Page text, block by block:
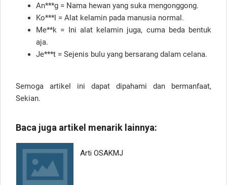
An***g = Nama hewan yang suka mengonggong.
Ko***l = Alat kelamin pada manusia normal.
Me**k = Ini alat kelamin juga, cuma beda bentuk
aja.
Je***t = Sejenis bulu yang bersarang dalam celana.
Semoga artikel ini dapat dipahami dan bermanfaat,
Sekian.